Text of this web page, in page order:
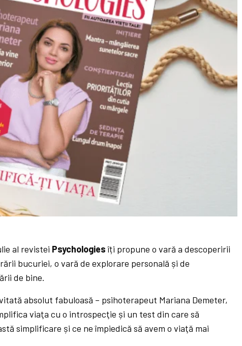
al revistei Psychologiesîți propune o vară a descoperirii
bucuriei, o vară de explorare personală și de
de bine.
absolut fabuloasă – psihoterapeut Mariana Demeter,
viaţa cu o introspecţie și un test din care să
simplificare și ce ne împiedică să avem o viaţă mai